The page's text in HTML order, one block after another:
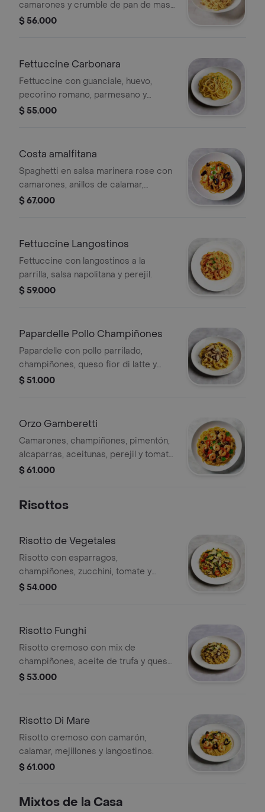
camarones y crumble de pan de masa
madre.
$ 56.000
Fettuccine Carbonara
Fettuccine con guanciale, huevo,
pecorino romano, parmesano y
pimienta.
$ 55.000
Costa amalfitana
Spaghetti en salsa marinera rose con
camarones, anillos de calamar,
mejillones, langostinos y peperoncino.
$ 67.000
Fettuccine Langostinos
Fettuccine con langostinos a la
parrilla, salsa napolitana y perejil.
$ 59.000
Papardelle Pollo Champiñones
Papardelle con pollo parrilado,
champiñones, queso fior di latte y
parmesano.
$ 51.000
Orzo Gamberetti
Camarones, champiñones, pimentón,
alcaparras, aceitunas, perejil y tomate
en salsa napolitana.
$ 61.000
Risottos
Risotto de Vegetales
Risotto con esparragos,
champiñones, zucchini, tomate y
parmesano.
$ 54.000
Risotto Funghi
Risotto cremoso con mix de
champiñones, aceite de trufa y queso
grana padano.
$ 53.000
Risotto Di Mare
Risotto cremoso con camarón,
calamar, mejillones y langostinos.
$ 61.000
Mixtos de la Casa